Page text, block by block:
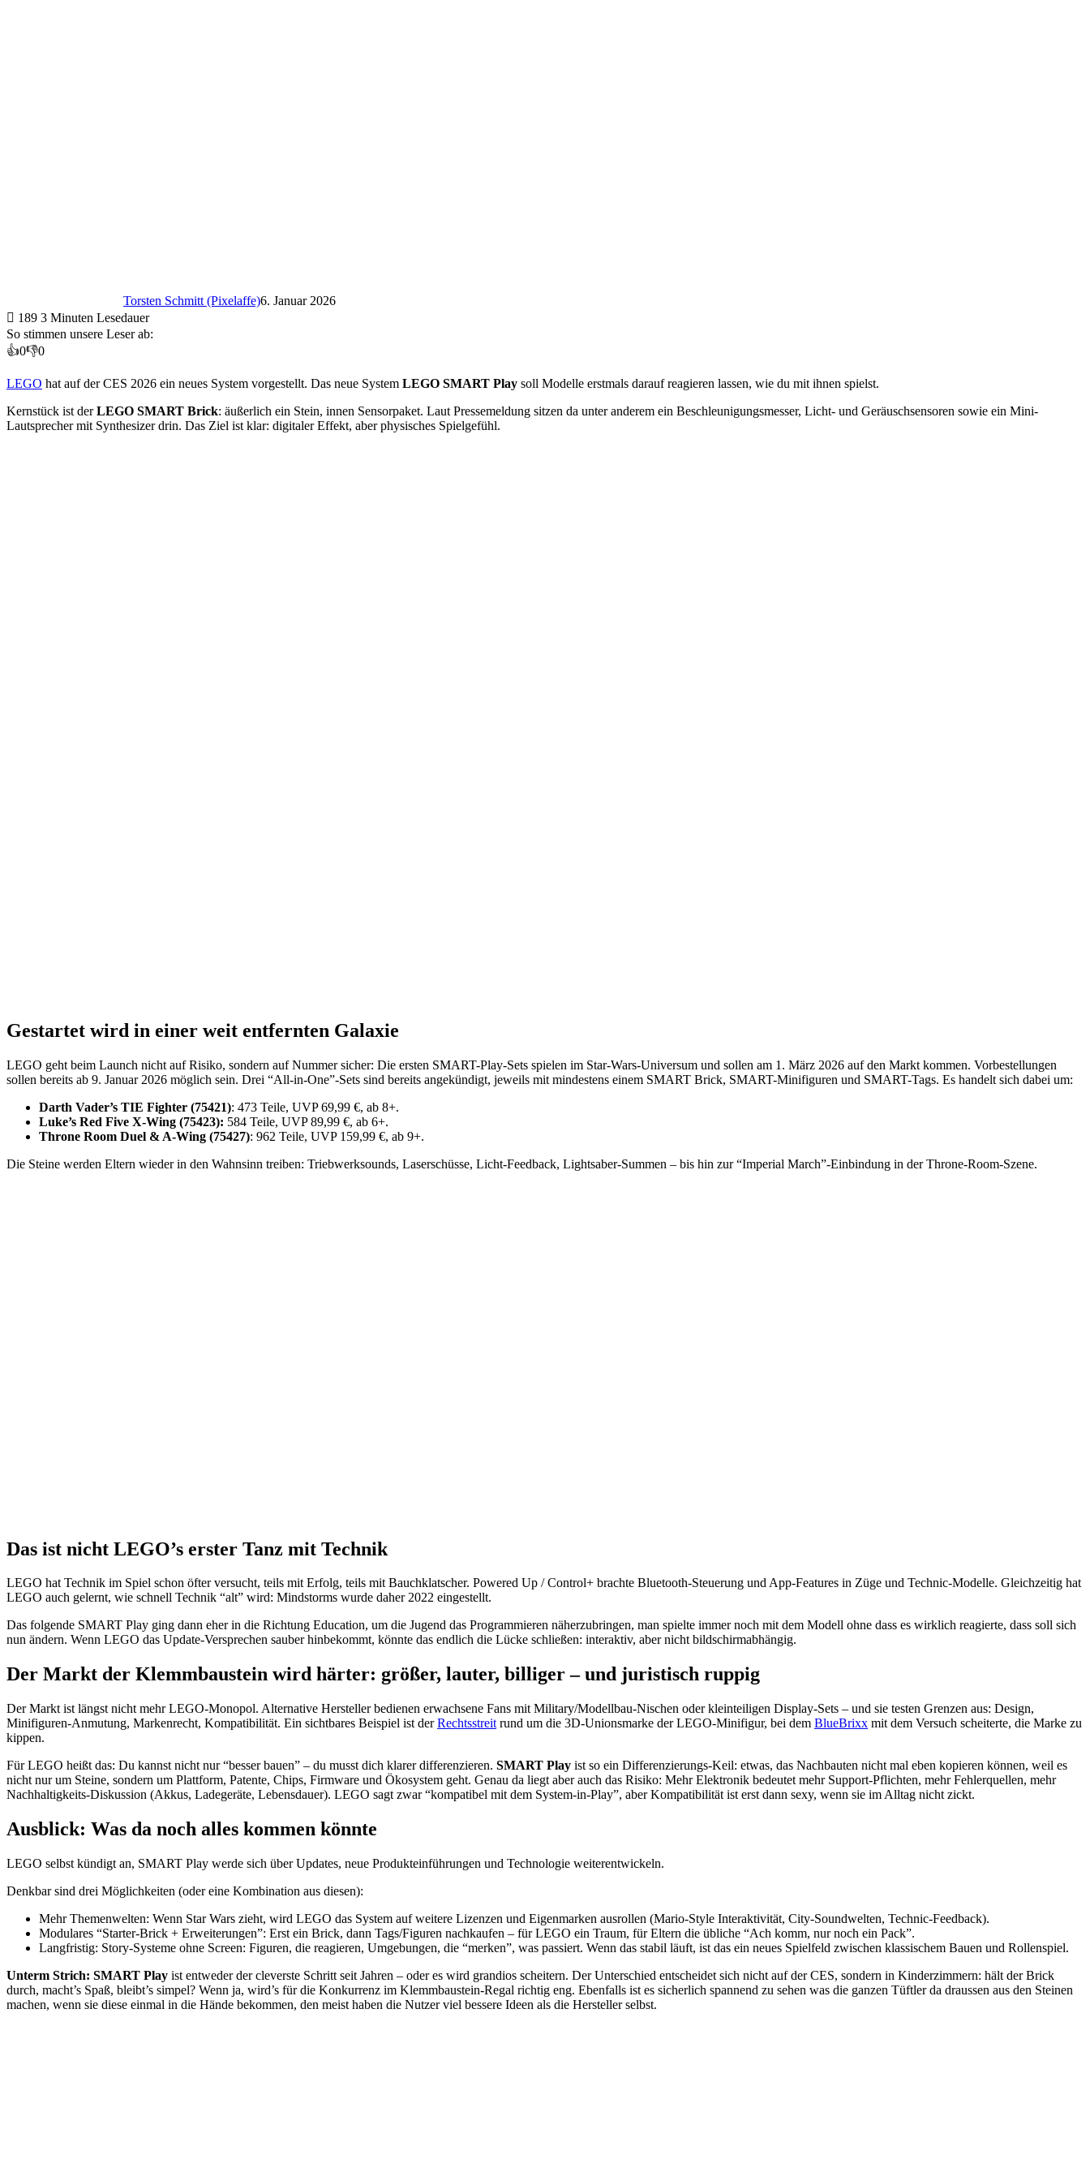
Torsten Schmitt (Pixelaffe)6. Januar 2026
189 3 Minuten Lesedauer
So stimmen unsere Leser ab:
👍0👎0
LEGO hat auf der CES 2026 ein neues System vorgestellt. Das neue System LEGO SMART Play soll Modelle erstmals darauf reagieren lassen, wie du mit ihnen spielst.
Kernstück ist derLEGO SMART Brick: äußerlich ein Stein, innen Sensorpaket. Laut Pressemeldung sitzen da unter anderem ein Beschleunigungsmesser, Licht- und Geräuschsensoren sowie ein Mini-
Lautsprecher mit Synthesizer drin. Das Ziel ist klar: digitaler Effekt, aber physisches Spielgefühl.
Gestartet wird in einer weit entfernten Galaxie
LEGO geht beim Launch nicht auf Risiko, sondern auf Nummer sicher: Die ersten SMART-Play-Sets spielen im Star-Wars-Universum und sollen am 1. März 2026 auf den Markt kommen. Vorbestellungen
sollen bereits ab 9. Januar 2026 möglich sein. Drei “All-in-One”-Sets sind bereits angekündigt, jeweils mit mindestens einem SMART Brick, SMART-Minifiguren und SMART-Tags. Es handelt sich dabei um:
Darth Vader’s TIE Fighter (75421): 473 Teile, UVP 69,99 €, ab 8+.
Luke’s Red Five X-Wing (75423): 584 Teile, UVP 89,99 €, ab 6+.
Throne Room Duel & A-Wing (75427): 962 Teile, UVP 159,99 €, ab 9+.
Die Steine werden Eltern wieder in den Wahnsinn treiben: Triebwerksounds, Laserschüsse, Licht-Feedback, Lightsaber-Summen – bis hin zur “Imperial March”-Einbindung in der Throne-Room-Szene.
Das ist nicht LEGO’s erster Tanz mit Technik
LEGO hat Technik im Spiel schon öfter versucht, teils mit Erfolg, teils mit Bauchklatscher. Powered Up / Control+ brachte Bluetooth-Steuerung und App-Features in Züge und Technic-Modelle. Gleichzeitig hat
LEGO auch gelernt, wie schnell Technik “alt” wird: Mindstorms wurde daher 2022 eingestellt.
Das folgende SMART Play ging dann eher in die Richtung Education, um die Jugend das Programmieren näherzubringen, man spielte immer noch mit dem Modell ohne dass es wirklich reagierte, dass soll sich
nun ändern. Wenn LEGO das Update-Versprechen sauber hinbekommt, könnte das endlich die Lücke schließen: interaktiv, aber nicht bildschirmabhängig.
Der Markt der Klemmbaustein wird härter: größer, lauter, billiger – und juristisch ruppig
Der Markt ist längst nicht mehr LEGO-Monopol. Alternative Hersteller bedienen erwachsene Fans mit Military/Modellbau-Nischen oder kleinteiligen Display-Sets – und sie testen Grenzen aus: Design,
Minifiguren-Anmutung, Markenrecht, Kompatibilität. Ein sichtbares Beispiel ist derRechtsstreit rund um die 3D-Unionsmarke der LEGO-Minifigur, bei dem BlueBrixx mit dem Versuch scheiterte, die Marke zu
kippen.
Für LEGO heißt das: Du kannst nicht nur “besser bauen” – du musst dich klarer differenzieren. SMART Play ist so ein Differenzierungs-Keil: etwas, das Nachbauten nicht mal eben kopieren können, weil es
nicht nur um Steine, sondern um Plattform, Patente, Chips, Firmware und Ökosystem geht. Genau da liegt aber auch das Risiko: Mehr Elektronik bedeutet mehr Support-Pflichten, mehr Fehlerquellen, mehr
Nachhaltigkeits-Diskussion (Akkus, Ladegeräte, Lebensdauer). LEGO sagt zwar “kompatibel mit dem System-in-Play”, aber Kompatibilität ist erst dann sexy, wenn sie im Alltag nicht zickt.
Ausblick: Was da noch alles kommen könnte
LEGO selbst kündigt an, SMART Play werde sich über Updates, neue Produkteinführungen und Technologie weiterentwickeln.
Denkbar sind drei Möglichkeiten (oder eine Kombination aus diesen):
Mehr Themenwelten: Wenn Star Wars zieht, wird LEGO das System auf weitere Lizenzen und Eigenmarken ausrollen (Mario-Style Interaktivität, City-Soundwelten, Technic-Feedback).
Modulares “Starter-Brick + Erweiterungen”: Erst ein Brick, dann Tags/Figuren nachkaufen – für LEGO ein Traum, für Eltern die übliche “Ach komm, nur noch ein Pack”.
Langfristig: Story-Systeme ohne Screen: Figuren, die reagieren, Umgebungen, die “merken”, was passiert. Wenn das stabil läuft, ist das ein neues Spielfeld zwischen klassischem Bauen und Rollenspiel.
Unterm Strich: SMART Play ist entweder der cleverste Schritt seit Jahren – oder es wird grandios scheitern. Der Unterschied entscheidet sich nicht auf der CES, sondern in Kinderzimmern: hält der Brick
durch, macht’s Spaß, bleibt’s simpel? Wenn ja, wird’s für die Konkurrenz im Klemmbaustein-Regal richtig eng. Ebenfalls ist es sicherlich spannend zu sehen was die ganzen Tüftler da draussen aus den Steinen
machen, wenn sie diese einmal in die Hände bekommen, den meist haben die Nutzer viel bessere Ideen als die Hersteller selbst.